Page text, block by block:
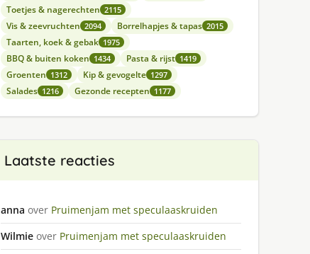
Toetjes & nagerechten 2115
Vis & zeevruchten 2094 Borrelhapjes & tapas 2015
Taarten, koek & gebak 1975
BBQ & buiten koken 1434 Pasta & rijst 1419
Groenten 1312 Kip & gevogelte 1297
Salades 1216 Gezonde recepten 1177
Laatste reacties
anna over Pruimenjam met speculaaskruiden
Wilmie over Pruimenjam met speculaaskruiden